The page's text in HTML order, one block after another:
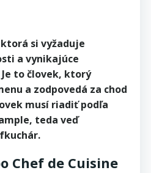
si vyžaduje
a vynikajúce
to človek, ktorý
a zodpovedá za chod
musí riadiť podľa
teda veď
Chef de Cuisine